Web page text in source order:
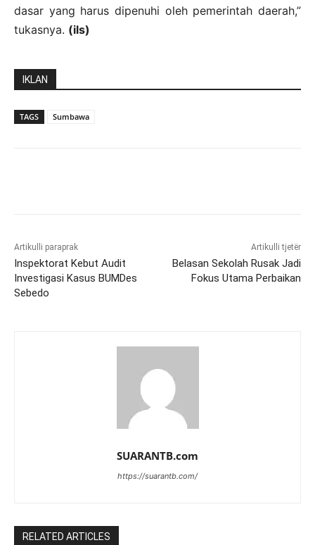
dasar yang harus dipenuhi oleh pemerintah daerah,”
tukasnya. (ils)
IKLAN
TAGS Sumbawa
Artikulli paraprak
Inspektorat Kebut Audit
Investigasi Kasus BUMDes
Sebedo
Artikulli tjetër
Belasan Sekolah Rusak Jadi
Fokus Utama Perbaikan
SUARANTB.com
https://suarantb.com/
RELATED ARTICLES